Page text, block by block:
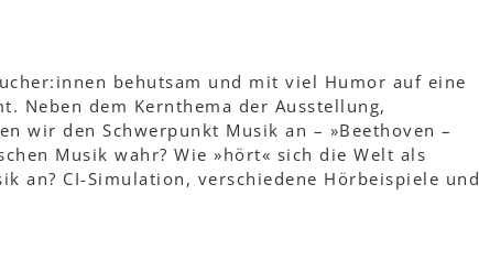
behutsam und mit viel Humor auf eine
Neben dem Kernthema der Ausstellung,
wir den Schwerpunkt Musik an – »Beethoven –
Musik wahr? Wie »hört« sich die Welt als
an? CI-Simulation, verschiedene Hörbeispiele und